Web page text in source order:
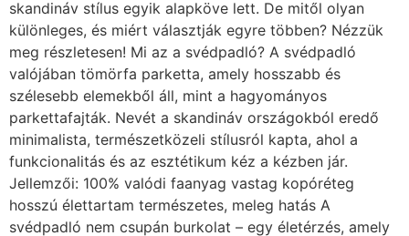
skandináv stílus egyik alapköve lett. De mitől olyan
különleges, és miért választják egyre többen? Nézzük
meg részletesen! Mi az a svédpadló? A svédpadló
valójában tömörfa parketta, amely hosszabb és
szélesebb elemekből áll, mint a hagyományos
parkettafajták. Nevét a skandináv országokból eredő
minimalista, természetközeli stílusról kapta, ahol a
funkcionalitás és az esztétikum kéz a kézben jár.
Jellemzői: 100% valódi faanyag vastag kopóréteg
hosszú élettartam természetes, meleg hatás A
svédpadló nem csupán burkolat – egy életérzés, amely